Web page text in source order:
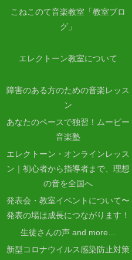
こねこのて音楽教室「教室ブロ
グ」
エレクトーン教室について
障害のある方のための音楽レッス
ン
あなたのペースで独習！ムービー
音楽塾
エレクトーン・オンラインレッス
ン｜初心者から指導者まで、理想
の音を全国へ
発表会・教室イベントについて〜
発表の場は成長につながります！
生徒さんの声 and more…
新型コロナウイルス感染防止対策